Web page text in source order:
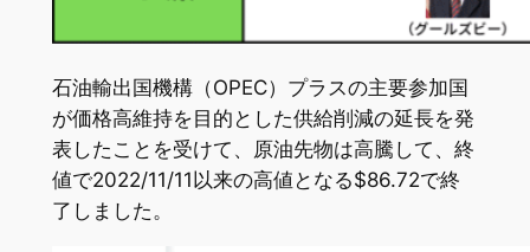
石油輸出国機構（OPEC）プラスの主要参加国
が価格高維持を目的とした供給削減の延長を発
表したことを受けて、原油先物は高騰して、終
値で2022/11/11以来の高値となる$86.72で終
了しました。